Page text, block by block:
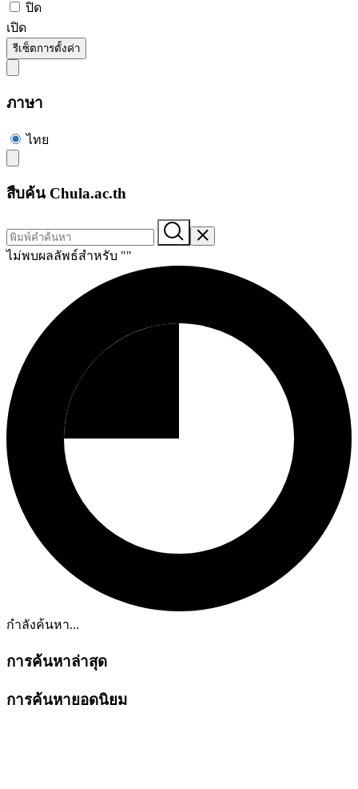
ปิด
เปิด
รีเซ็ตการตั้งค่า
ภาษา
ไทย
สืบค้น Chula.ac.th
ไม่พบผลลัพธ์สำหรับ ""
กำลังค้นหา...
การค้นหาล่าสุด
การค้นหายอดนิยม